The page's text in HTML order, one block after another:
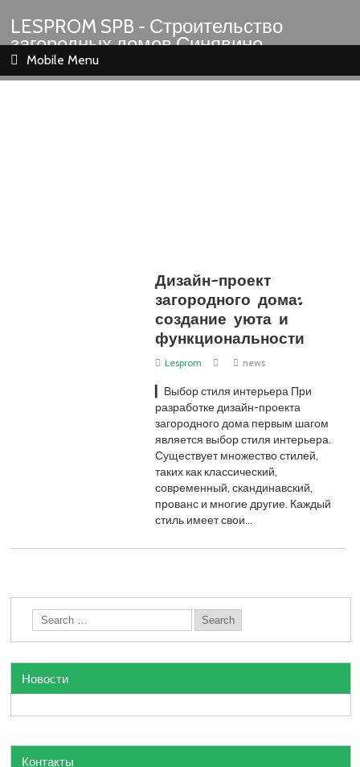
LESPROM SPB - Строительство
загородных домов Синявино
Шлиссельбург Кировск Назия
Mobile Menu
Дизайн-проект
загородного дома:
создание уюта и
функциональности
Lesprom news
▎Выбор стиля интерьера При
разработке дизайн-проекта
загородного дома первым шагом
является выбор стиля интерьера.
Существует множество стилей,
таких как классический,
современный, скандинавский,
прованс и многие другие. Каждый
стиль имеет свои…
Новости
Контакты